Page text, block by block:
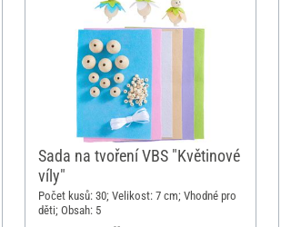
Sada na tvoření VBS "Květinové
víly"
Počet kusů: 30; Velikost: 7 cm; Vhodné pro
děti; Obsah: 5